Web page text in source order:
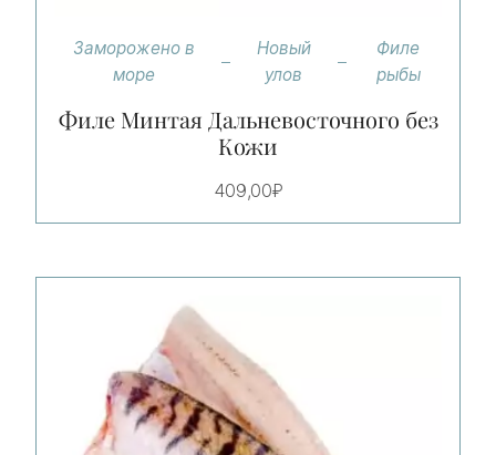
Заморожено в
море
Новый
улов
Филе
рыбы
Филе Минтая Дальневосточного без
Кожи
409,00₽